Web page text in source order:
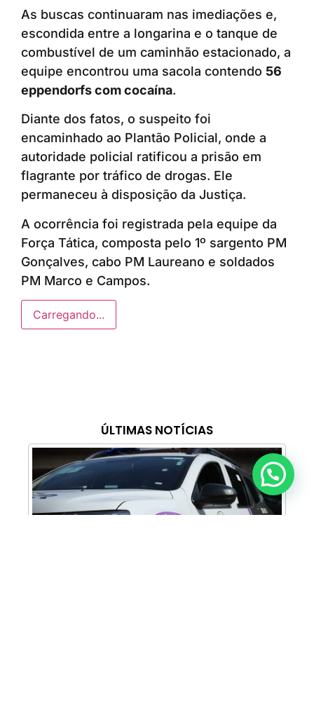
ÚLTIMAS NOTÍCIAS
As buscas continuaram nas imediações e,
escondida entre a longarina e o tanque de
combustível de um caminhão estacionado, a
equipe encontrou uma sacola contendo 56
eppendorfs com cocaína.
Diante dos fatos, o suspeito foi
encaminhado ao Plantão Policial, onde a
autoridade policial ratificou a prisão em
flagrante por tráfico de drogas. Ele
permaneceu à disposição da Justiça.
A ocorrência foi registrada pela equipe da
Força Tática, composta pelo 1º sargento PM
Gonçalves, cabo PM Laureano e soldados
PM Marco e Campos.
Carregando...
Anunciar ou recomendar matéria